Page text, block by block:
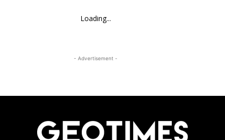
Loading...
- Advertisement -